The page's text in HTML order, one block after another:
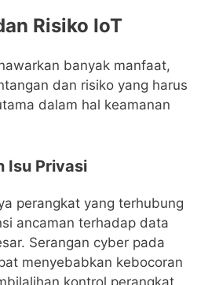
Risiko IoT
banyak manfaat,
dan risiko yang harus
dalam hal keamanan
Isu Privasi
perangkat yang terhubung
ancaman terhadap data
Serangan cyber pada
menyebabkan kebocoran